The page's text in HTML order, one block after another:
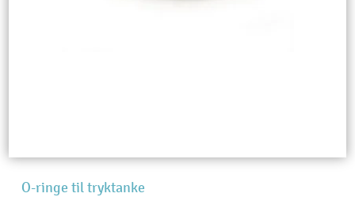
O-ringe til tryktanke